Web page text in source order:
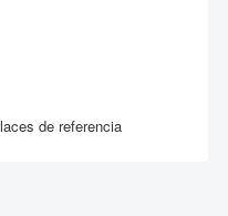
de referencia